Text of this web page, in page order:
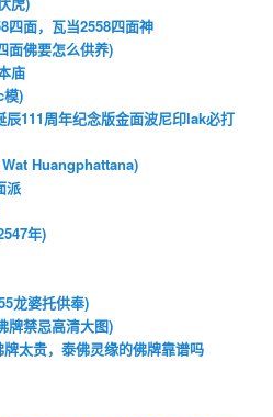
四面，瓦当2558四面神
面佛要怎么供养)
庙
模)
111周年纪念版金面波尼印lak必打
Huangphattana)
派
年)
龙婆托供奉)
牌禁忌高清大图)
太贵，泰佛灵缘的佛牌靠谱吗